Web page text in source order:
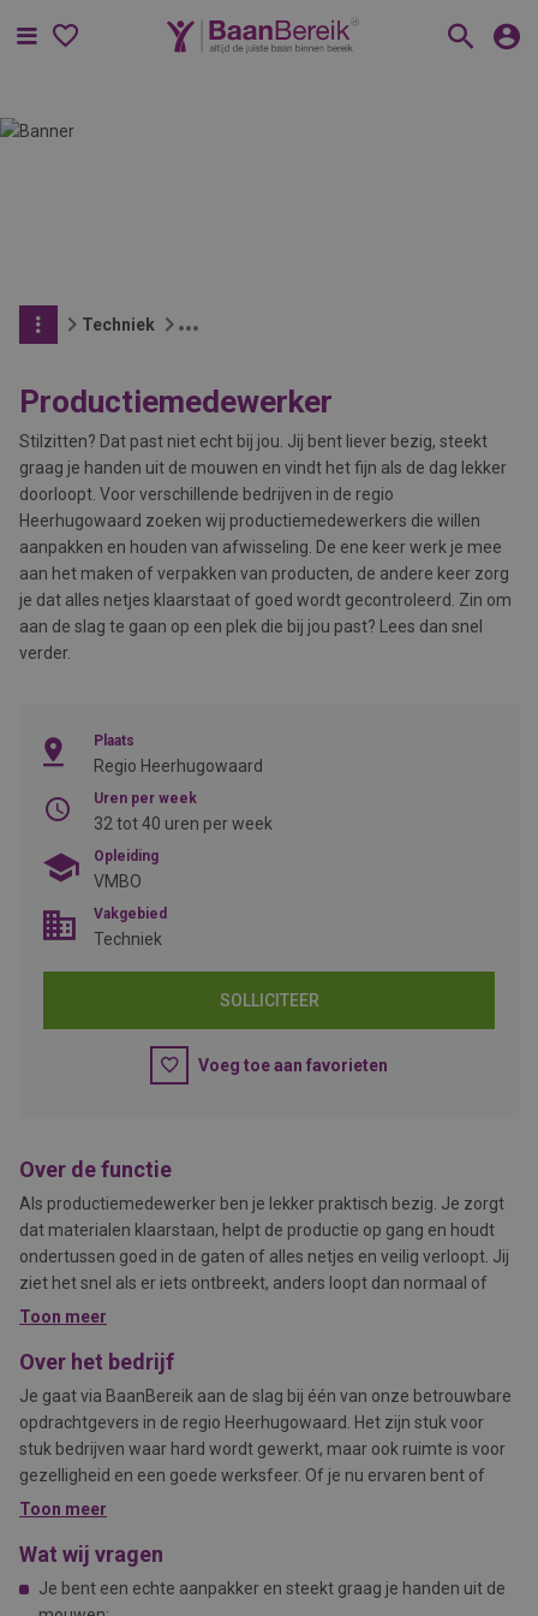
Menu
Techniek
Productiemedewerker
Stilzitten? Dat past niet echt bij jou. Jij bent liever bezig, steekt
graag je handen uit de mouwen en vindt het fijn als de dag lekker
doorloopt. Voor verschillende bedrijven in de regio
Heerhugowaard zoeken wij productiemedewerkers die willen
aanpakken en houden van afwisseling. De ene keer werk je mee
aan het maken of verpakken van producten, de andere keer zorg
je dat alles netjes klaarstaat of goed wordt gecontroleerd. Zin om
aan de slag te gaan op een plek die bij jou past? Lees dan snel
verder.
Plaats
Regio Heerhugowaard
Uren per week
32 tot 40 uren per week
Opleiding
VMBO
Vakgebied
Techniek
SOLLICITEER
Voeg toe aan favorieten
Over de functie
Als productiemedewerker ben je lekker praktisch bezig. Je zorgt
dat materialen klaarstaan, helpt de productie op gang en houdt
ondertussen goed in de gaten of alles netjes en veilig verloopt. Jij
ziet het snel als er iets ontbreekt, anders loopt dan normaal of
extra aandacht nodig heeft.Je werkt met machines, producten en
ben je bezig met voorbereiden, soms met controleren of
inpakken. Juist die afwisseling houdt je dag actief. Je hoeft niet
de hele dag stil te zitten en je ziet meteen wat jouw werk oplevert.
Toon meer
Over het bedrijf
Je gaat via BaanBereik aan de slag bij één van onze betrouwbare
opdrachtgevers in de regio Heerhugowaard. Het zijn stuk voor
stuk bedrijven waar hard wordt gewerkt, maar ook ruimte is voor
gezelligheid en een goede werksfeer. Of je nu ervaren bent of
juist aan het begin van je carrière staat – wij helpen je aan een
Toon meer
Wat wij vragen
Je bent een echte aanpakker en steekt graag je handen uit de